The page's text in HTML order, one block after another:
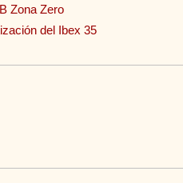
Zona Zero
del Ibex 35